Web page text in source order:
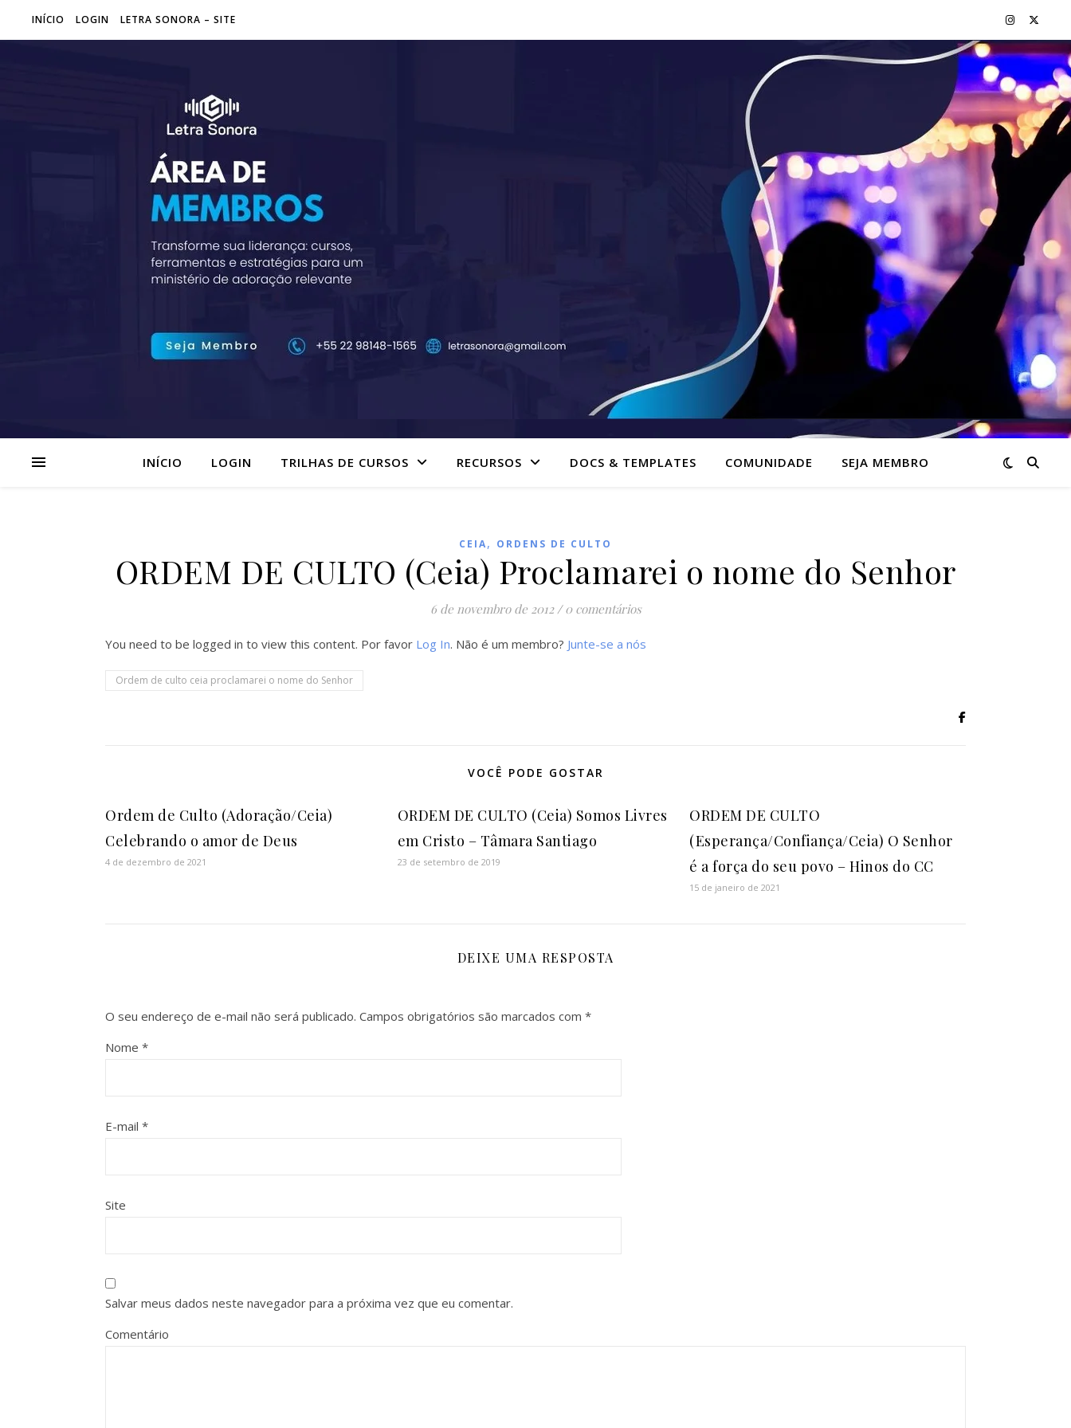
INÍCIO LOGIN LETRA SONORA – SITE
INÍCIO LOGIN TRILHAS DE CURSOS RECURSOS DOCS & TEMPLATES COMUNIDADE SEJA MEMBRO
CEIA, ORDENS DE CULTO
ORDEM DE CULTO (Ceia) Proclamarei o nome do Senhor
6 de novembro de 2012 / 0 comentários
You need to be logged in to view this content. Por favor Log In. Não é um membro? Junte-se a nós
Ordem de culto ceia proclamarei o nome do Senhor
VOCÊ PODE GOSTAR
Ordem de Culto (Adoração/Ceia)
Celebrando o amor de Deus
4 de dezembro de 2021
ORDEM DE CULTO (Ceia) Somos Livres
em Cristo – Tâmara Santiago
23 de setembro de 2019
ORDEM DE CULTO
(Esperança/Confiança/Ceia) O Senhor
é a força do seu povo – Hinos do CC
15 de janeiro de 2021
DEIXE UMA RESPOSTA
O seu endereço de e-mail não será publicado. Campos obrigatórios são marcados com *
Nome *
E-mail *
Site
Salvar meus dados neste navegador para a próxima vez que eu comentar.
Comentário